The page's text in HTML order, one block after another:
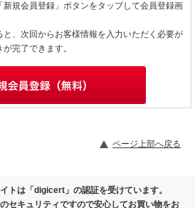
規会員登録」ボタンをタップして会員登録画
、次回からお客様情報を入力いただく必要が
完了できます。
ページ上部へ戻る
トは「digicert」の認証を受けています。
セキュリティですので安心してお買い物をお